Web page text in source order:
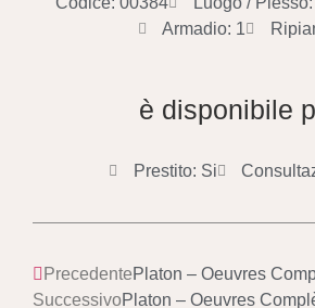
Armadio: 1
è disponibile
Prestito: Si
PrecedentePlaton – Oeuvres
SuccessivoPlaton – Oeuvres